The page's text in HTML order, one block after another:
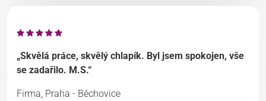
„Skvělá práce, skvělý chlapík. Byl jsem spokojen, vše
se zadařilo. M.S.“
Firma, Praha - Běchovice